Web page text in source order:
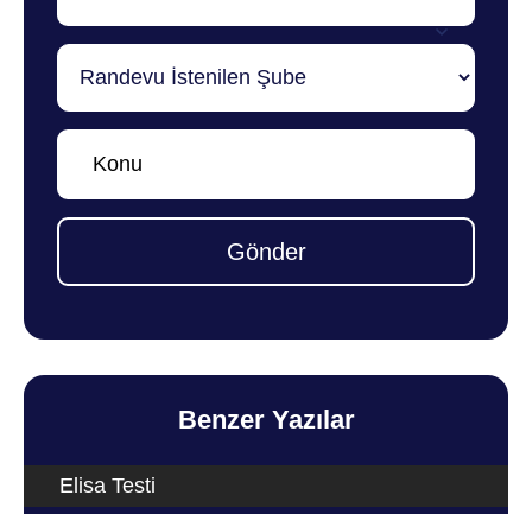
Gönder
Benzer Yazılar
Elisa Testi